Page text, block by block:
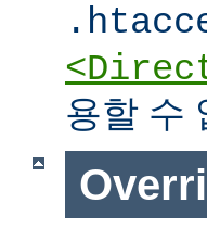
용할 수